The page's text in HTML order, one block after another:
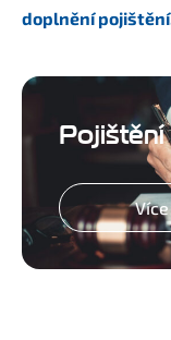
doplnění